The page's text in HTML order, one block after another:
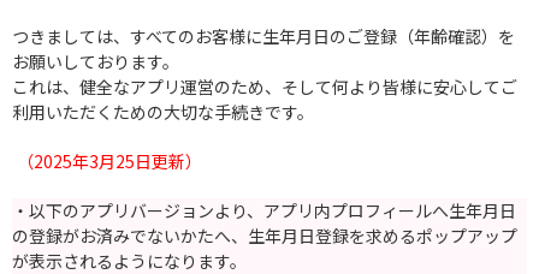
つきましては、すべてのお客様に生年月日のご登録（年齢確認）を
お願いしております。
これは、健全なアプリ運営のため、そして何より皆様に安心してご
利用いただくための大切な手続きです。
（2025年3月25日更新）
・以下のアプリバージョンより、アプリ内プロフィールへ生年月日
の登録がお済みでないかたへ、生年月日登録を求めるポップアップ
が表示されるようになります。